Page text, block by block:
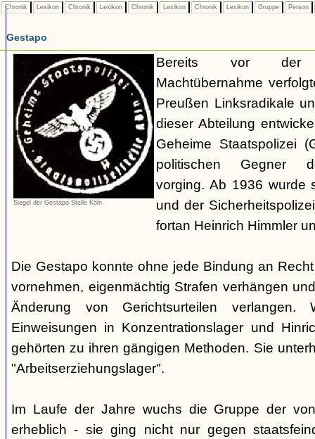
Chronik Lexikon Chronik Lexikon Chronik Lexikon Chronik Lexikon Gruppe Person
Gestapo
Siegel der Gestapo-Stelle Köln
Bereits vor der
Machtübernahme
Preußen Linksradikale
dieser Abteilung
Geheime Staatspolizei
politischen Gegner
vorging. Ab 1936 wurde
und der
fortan Heinrich Himmler
Die Gestapo konnte ohne jede Bindung an
vornehmen, eigenmächtig Strafen verhängen
Änderung von Gerichtsurteilen verlangen.
Einweisungen in Konzentrationslager und
gehörten zu ihren gängigen Methoden. Sie
"Arbeitserziehungslager".
Im Laufe der Jahre wuchs die Gruppe der
erheblich - sie ging nicht nur gegen